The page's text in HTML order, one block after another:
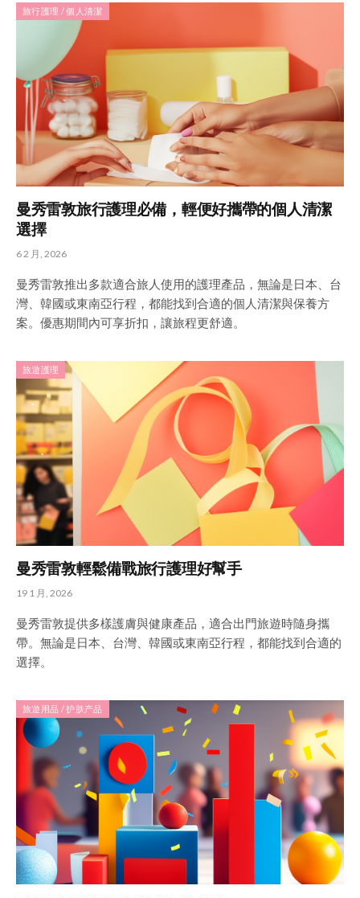
旅行護理 / 個人清潔
曼秀雷敦旅行護理必備，輕便好攜帶的個人清潔
選擇
6 2 月, 2026
曼秀雷敦推出多款適合旅人使用的護理產品，無論是日本、台
灣、韓國或東南亞行程，都能找到合適的個人清潔與保養方
案。優惠期間內可享折扣，讓旅程更舒適。
旅遊護理
曼秀雷敦輕鬆備戰旅行護理好幫手
19 1 月, 2026
曼秀雷敦提供多樣護膚與健康產品，適合出門旅遊時隨身攜
帶。無論是日本、台灣、韓國或東南亞行程，都能找到合適的
選擇。
旅遊用品 / 护肤产品